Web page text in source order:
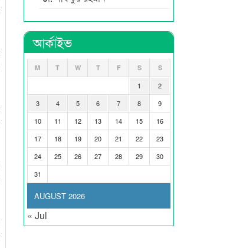
আর্কাইভ
AUGUST 2026
M T W T F S S
1
2
3
4 5 6 7 8
9
10
11 12 13 14 15
16
17
18 19 20 21 22
23
24
25 26 27 28 29
30
31
« Jul